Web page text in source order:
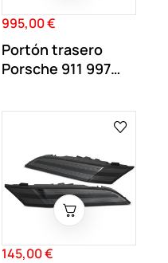
Precio
995,00 €
Portón trasero
Porsche 911 997
Precio
145,00 €